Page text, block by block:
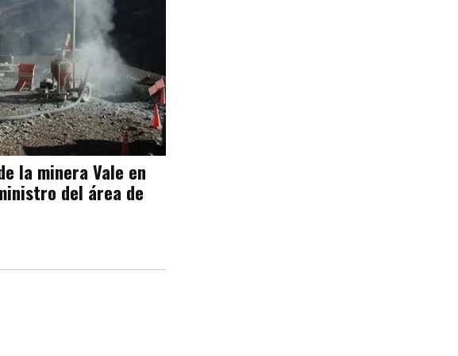
la minera Vale en
del área de